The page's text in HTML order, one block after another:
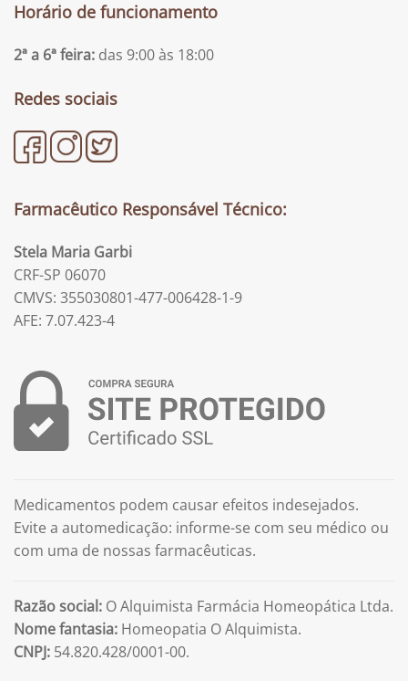
Horário de funcionamento
2ª a 6ª feira: das 9:00 às 18:00
Redes sociais
Farmacêutico Responsável Técnico:
Stela Maria Garbi
CRF-SP 06070
CMVS: 355030801-477-006428-1-9
AFE: 7.07.423-4
Medicamentos podem causar efeitos indesejados.
Evite a automedicação: informe-se com seu médico ou
com uma de nossas farmacêuticas.
Razão social: O Alquimista Farmácia Homeopática Ltda.
Nome fantasia: Homeopatia O Alquimista.
CNPJ: 54.820.428/0001-00.